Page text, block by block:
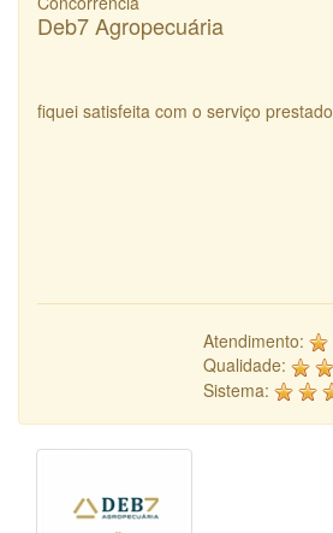
Deb7 Agropecuária
fiquei satisfeita com o serviço prestado
Atendimento:
Qualidade:
Sistema: